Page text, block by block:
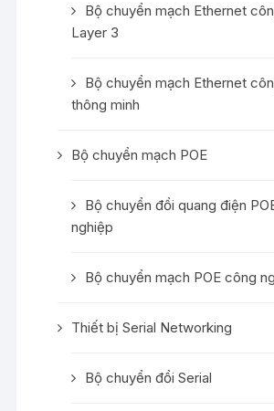
Bộ chuyển mạch Ethernet
Layer 3
Bộ chuyển mạch Ethernet
thông minh
Bộ chuyển mạch POE
Bộ chuyển đổi quang điện
nghiệp
Bộ chuyển mạch POE công
Thiết bị Serial Networking
Bộ chuyển đổi Serial